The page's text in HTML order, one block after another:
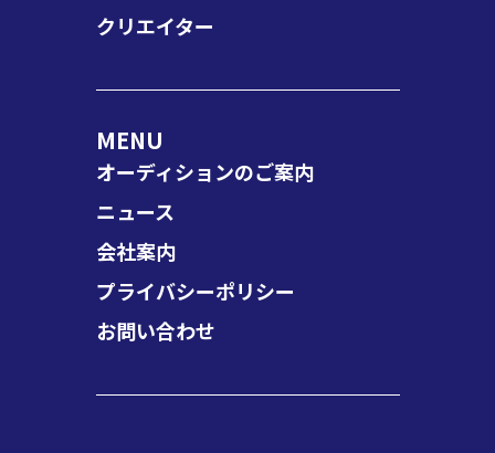
クリエイター
MENU
オーディションのご案内
ニュース
会社案内
プライバシーポリシー
お問い合わせ